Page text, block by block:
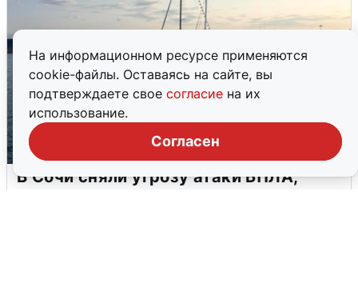
На информационном ресурсе применяются
cookie-файлы. Оставаясь на сайте, вы
подтверждаете свое согласие на их
использование.
Согласен
В Сочи сняли угрозу атаки БПЛА,